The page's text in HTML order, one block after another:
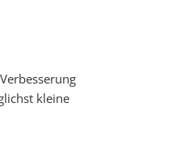
kleine